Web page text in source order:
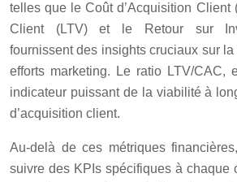
telles que le Coût d’Acquisition Client
Client (LTV) et le Retour sur
fournissent des insights cruciaux sur
efforts marketing. Le ratio LTV/CAC,
indicateur puissant de la viabilité à
d’acquisition client.
Au-delà de ces métriques
suivre des KPIs spécifiques à chaque